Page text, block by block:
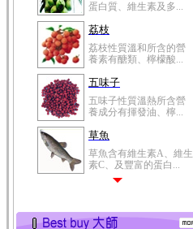
蛋白質、維生素及多...
荔枝
荔枝性質溫和所含的營
養素有醣類、檸檬酸...
五味子
五味子性質溫熱所含營
養成分有揮發油、檸...
草魚
草魚含有維生素A、維生
素C、及豐富的蛋白...